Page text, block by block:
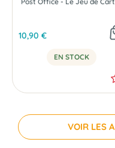
10,90 €
EN STOCK
VOIR LES